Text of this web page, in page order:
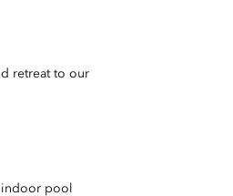
retreat to our
indoor pool